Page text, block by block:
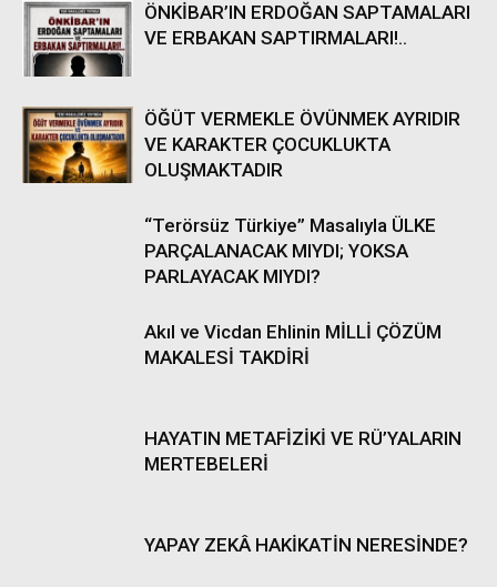
ÖNKİBAR’IN ERDOĞAN SAPTAMALARI
VE ERBAKAN SAPTIRMALARI!..
ÖĞÜT VERMEKLE ÖVÜNMEK AYRIDIR
VE KARAKTER ÇOCUKLUKTA
OLUŞMAKTADIR
“Terörsüz Türkiye” Masalıyla ÜLKE
PARÇALANACAK MIYDI; YOKSA
PARLAYACAK MIYDI?
Akıl ve Vicdan Ehlinin MİLLİ ÇÖZÜM
MAKALESİ TAKDİRİ
HAYATIN METAFİZİKİ VE RÜ’YALARIN
MERTEBELERİ
YAPAY ZEKÂ HAKİKATİN NERESİNDE?